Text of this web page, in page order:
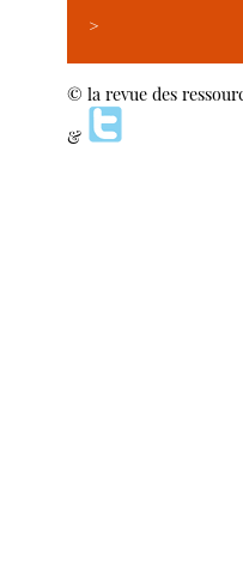
>
© la revue des
&